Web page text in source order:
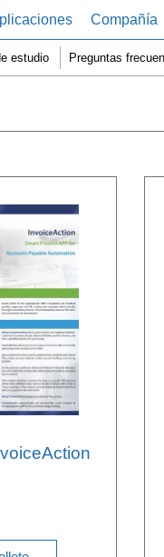
Compañía
estudio Preguntas